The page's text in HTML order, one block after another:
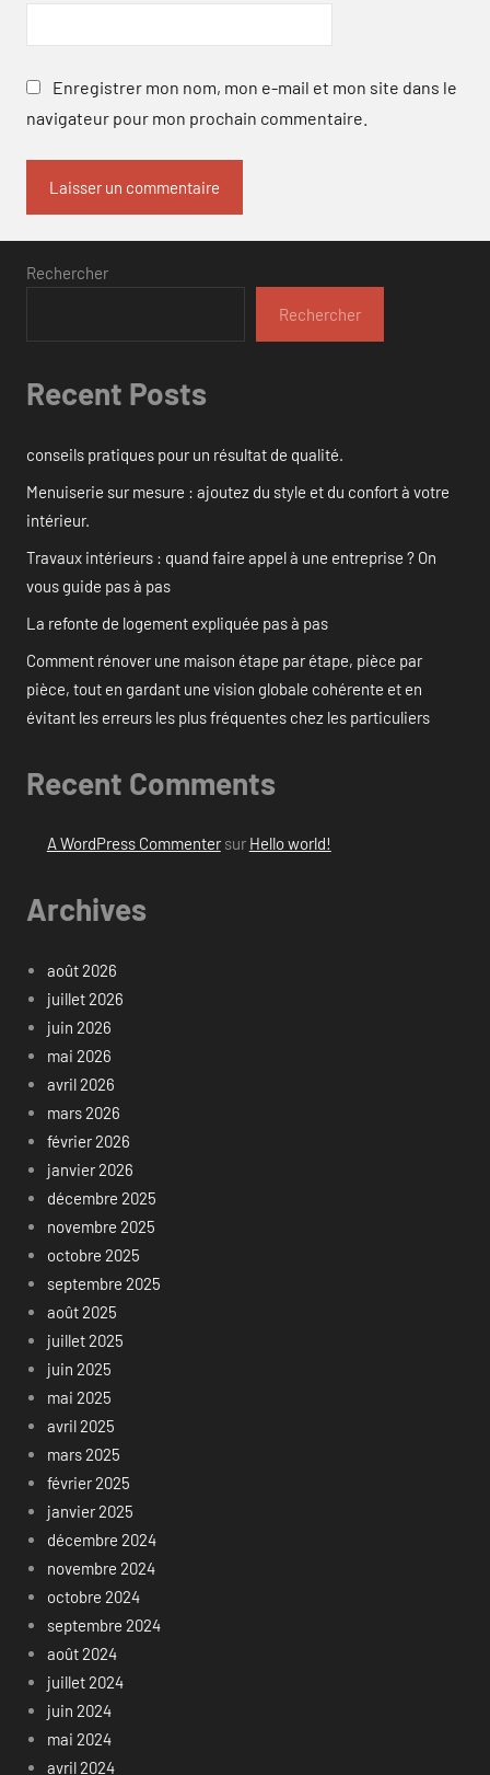
Enregistrer mon nom, mon e-mail et mon site dans le
navigateur pour mon prochain commentaire.
Rechercher
Rechercher
Recent Posts
conseils pratiques pour un résultat de qualité.
Menuiserie sur mesure : ajoutez du style et du confort à votre
intérieur.
Travaux intérieurs : quand faire appel à une entreprise ? On
vous guide pas à pas
La refonte de logement expliquée pas à pas
Comment rénover une maison étape par étape, pièce par
pièce, tout en gardant une vision globale cohérente et en
évitant les erreurs les plus fréquentes chez les particuliers
Recent Comments
A WordPress Commentersur Hello world!
Archives
août 2026
juillet 2026
juin 2026
mai 2026
avril 2026
mars 2026
février 2026
janvier 2026
décembre 2025
novembre 2025
octobre 2025
septembre 2025
août 2025
juillet 2025
juin 2025
mai 2025
avril 2025
mars 2025
février 2025
janvier 2025
décembre 2024
novembre 2024
octobre 2024
septembre 2024
août 2024
juillet 2024
juin 2024
mai 2024
avril 2024